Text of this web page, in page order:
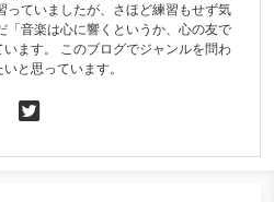
っていましたが、さほど練習もせず気
「音楽は心に響くというか、心の友で
ます。 このブログでジャンルを問わ
と思っています。